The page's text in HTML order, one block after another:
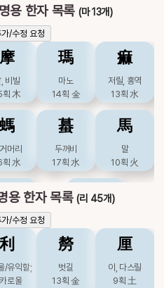
懶
으를
획火
拏
잡을
9획木
잡을
10획木
摞
쌓을
曪
날흐릴
柰
능금나무
瘰
주창
癩
문둥병
水
砢
돌쌓일
10획
羅
그물
획木
腡
손가락끝
12획
臝
벌거벗을
21획
용 한자 목록 (마 13개)
한자 추가/수정 요청
摩
비빌
획 木
瑪
마노
14획 金
痲
저릴, 홍역
13획 水
螞
머리
획 水
蟇
두꺼비
17획 水
馬
말
10획 火
麻
, 마비할
획木
麽
14획木
용 한자 목록(리 45개)
한자 추가/수정 요청
利
/유익할;
로울
剺
벗길
13획 金
厘
이, 다스릴
9획 土